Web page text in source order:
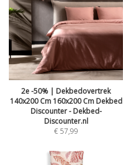
2e -50% | Dekbedovertrek
140x200 Cm 160x200 Cm Dekbed
Discounter - Dekbed-
Discounter.nl
€57,99